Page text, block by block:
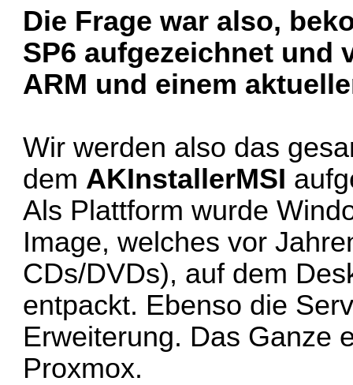
Die Frage war also,
SP6 aufgezeichnet und
ARM und einem
Wir werden also das
dem AKInstallerMSI
Als Plattform wurde
Image, welches vor
CDs/DVDs), auf dem
entpackt. Ebenso die
Erweiterung. Das Ganze
Proxmox.